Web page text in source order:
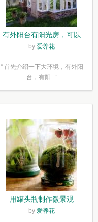
有外阳台有阳光房，可以
露养！为了肉肉，任性又
by 爱养花
“ 首先介绍一下大环境，有外阳
台，有阳...”
用罐头瓶制作微景观
by 爱养花